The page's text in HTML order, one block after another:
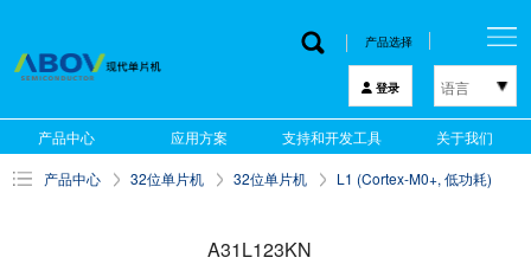
产品选择
登录 语言
한국어
English
中文
产品中心 应用方案 支持和开发工具 关于我们
产品中心 32位单片机 32位单片机 L1 (Cortex-M0+, 低功耗)
A31L123KN